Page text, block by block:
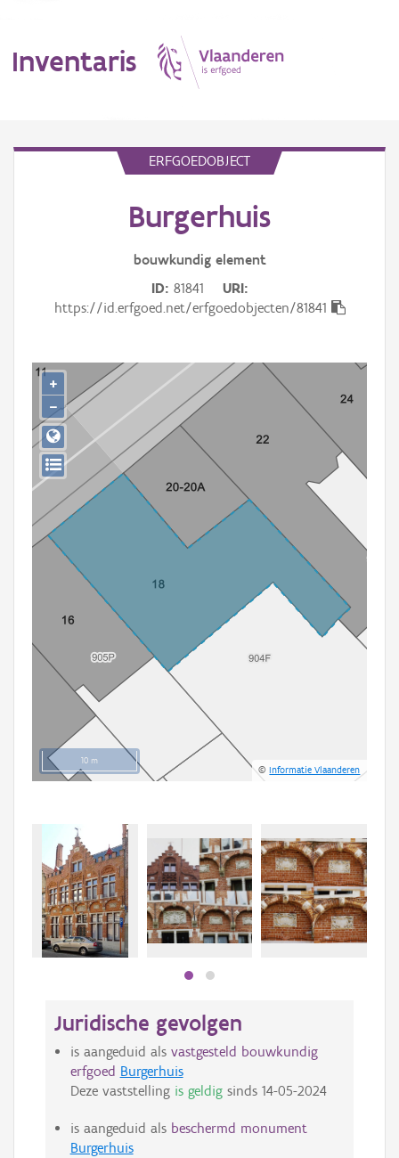
Inventaris
Gebeurtenis
Persoon of collectief
Downloads
Hergebruik
Aanmelden
ERFGOEDOBJECT
Burgerhuis
bouwkundig element
ID 81841
URI
https://id.erfgoed.net/erfgoedobjecten/81841
10 m
©Informatie Vlaanderen
+
−
Juridische gevolgen
is aangeduid als vastgesteld bouwkundig
erfgoed Burgerhuis
Deze vaststelling is geldigsinds 14-05-2024
is aangeduid als beschermd monument
Burgerhuis